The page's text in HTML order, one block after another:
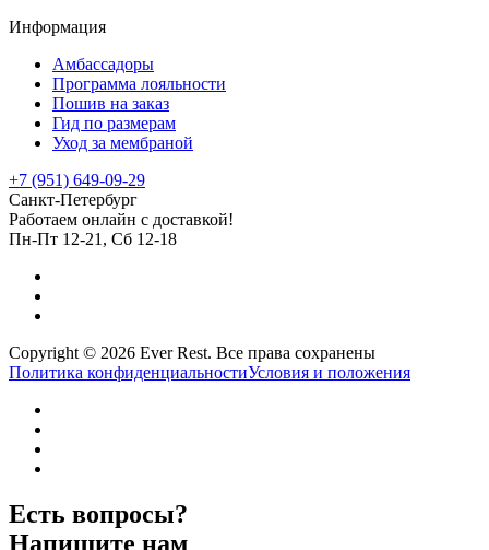
Информация
Амбассадоры
Программа лояльности
Пошив на заказ
Гид по размерам
Уход за мембраной
+7 (951) 649-09-29
Санкт-Петербург
Работаем онлайн с доставкой!
Пн-Пт 12-21, Сб 12-18
Copyright © 2026 Ever Rest. Все права сохранены
Политика конфиденциальностиУсловия и положения
Есть вопросы?
Напишите нам